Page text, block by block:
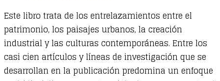
y
culturas
contemporáneas
quantity
Este libro trata de los entrelazamientos entre el
patrimonio, los paisajes urbanos, la creación
industrial y las culturas contemporáneas. Entre los
casi cien artículos y líneas de investigación que se
desarrollan en la publicación predomina un enfoque